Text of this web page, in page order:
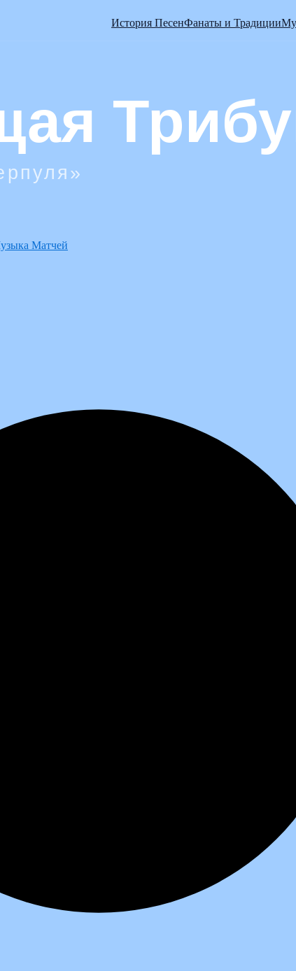
История ПесенФанаты и Традиции
Матчей